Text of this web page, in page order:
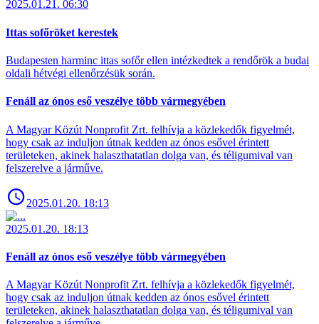
2025.01.21. 06:30
Ittas sofőröket kerestek
Budapesten harminc ittas sofőr ellen intézkedtek a rendőrök a budai
oldali hétvégi ellenőrzésük során.
Fenáll az ónos eső veszélye több vármegyében
A Magyar Közút Nonprofit Zrt. felhívja a közlekedők figyelmét,
hogy csak az induljon útnak kedden az ónos esővel érintett
területeken, akinek halaszthatatlan dolga van, és téligumival van
felszerelve a járműve.
2025.01.20. 18:13
2025.01.20. 18:13
Fenáll az ónos eső veszélye több vármegyében
A Magyar Közút Nonprofit Zrt. felhívja a közlekedők figyelmét,
hogy csak az induljon útnak kedden az ónos esővel érintett
területeken, akinek halaszthatatlan dolga van, és téligumival van